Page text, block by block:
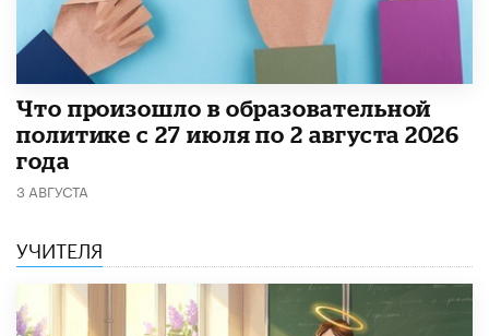
​Что произошло в образовательной
политике с 27 июля по 2 августа 2026
года
3 АВГУСТА
УЧИТЕЛЯ